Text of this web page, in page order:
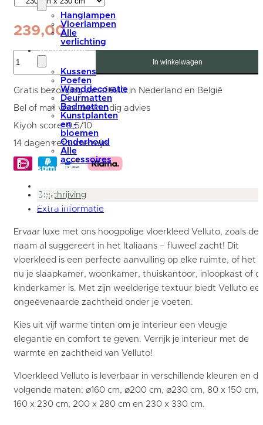
Hanglampen
Vloerlampen
Alle
verlichting
accessoires
Kussens
Poefen
Wanddecoratie
Deurmatten
Badmatten
Kunstplanten
en -
bloemen
Onderhoud
Alle
accessoires
summer
Mijn
account
239,00
Vloerkleed
Velluto
Rond
cm
In winkelwagen
Gratis bezorging vanaf €40 in Nederland en België
Bel of mail voor deskundig advies
Kiyoh score: 9,5/10
14 dagen retourtermijn
Beschrijving
Extra informatie
Ervaar luxe met ons hoogpolige vloerkleed Velluto, zoals de
naam al suggereert in het Italiaans – fluweel zacht! Dit
vloerkleed is een perfecte aanvulling op elke ruimte, of het
nu je slaapkamer, woonkamer, thuiskantoor, inloopkast of
kinderkamer is. Met zijn weelderige textuur biedt Velluto
ongeëvenaarde zachtheid onder je voeten.
Kies uit vijf warme tinten om je interieur een vleugje
elegantie en comfort te geven. Verrijk je interieur met de
warmte en zachtheid van Velluto!
Vloerkleed Velluto is leverbaar in verschillende kleuren en de
volgende maten: ø160 cm, ø200 cm, ø230 cm, 80 x 150 cm,
160 x 230 cm, 200 x 280 cm en 230 x 330 cm.